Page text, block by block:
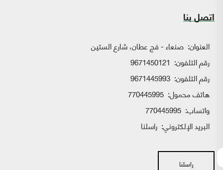
اتصل بنا
العنوان: صنعاء - فج عطان، شارع الستين
رقم التلفون: 9671450121
رقم التلفون: 9671445993
هاتف محمول: 770445995
واتساب:
البريد الإلكتروني: راسلنا
راسلنا